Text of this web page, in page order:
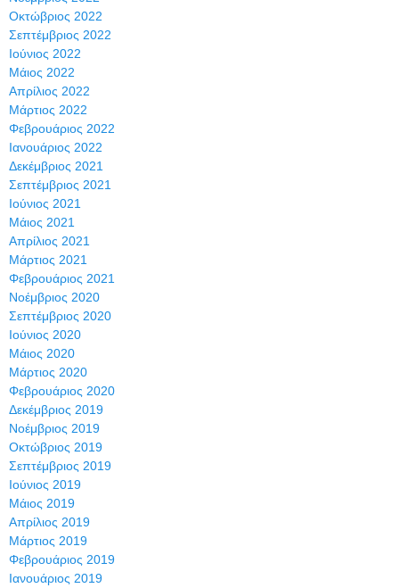
Οκτώβριος 2022
Σεπτέμβριος 2022
Ιούνιος 2022
Μάιος 2022
Απρίλιος 2022
Μάρτιος 2022
Φεβρουάριος 2022
Ιανουάριος 2022
Δεκέμβριος 2021
Σεπτέμβριος 2021
Ιούνιος 2021
Μάιος 2021
Απρίλιος 2021
Μάρτιος 2021
Φεβρουάριος 2021
Νοέμβριος 2020
Σεπτέμβριος 2020
Ιούνιος 2020
Μάιος 2020
Μάρτιος 2020
Φεβρουάριος 2020
Δεκέμβριος 2019
Νοέμβριος 2019
Οκτώβριος 2019
Σεπτέμβριος 2019
Ιούνιος 2019
Μάιος 2019
Απρίλιος 2019
Μάρτιος 2019
Φεβρουάριος 2019
Ιανουάριος 2019